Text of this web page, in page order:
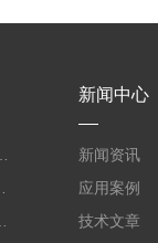
新闻中心
新闻资讯
应用案例
技术文章